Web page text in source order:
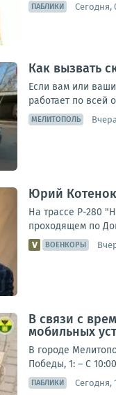
ПАБЛИКИ Сегодня,
Как вызвать
Если вам или
работает по всей
МЕЛИТОПОЛЬ
Юрий
На трассе Р-280
проходящем по
ВОЕНКОРЫ
В связи с
мобильных
В городе
Победы, 1: – С
ПАБЛИКИ Сегодня,